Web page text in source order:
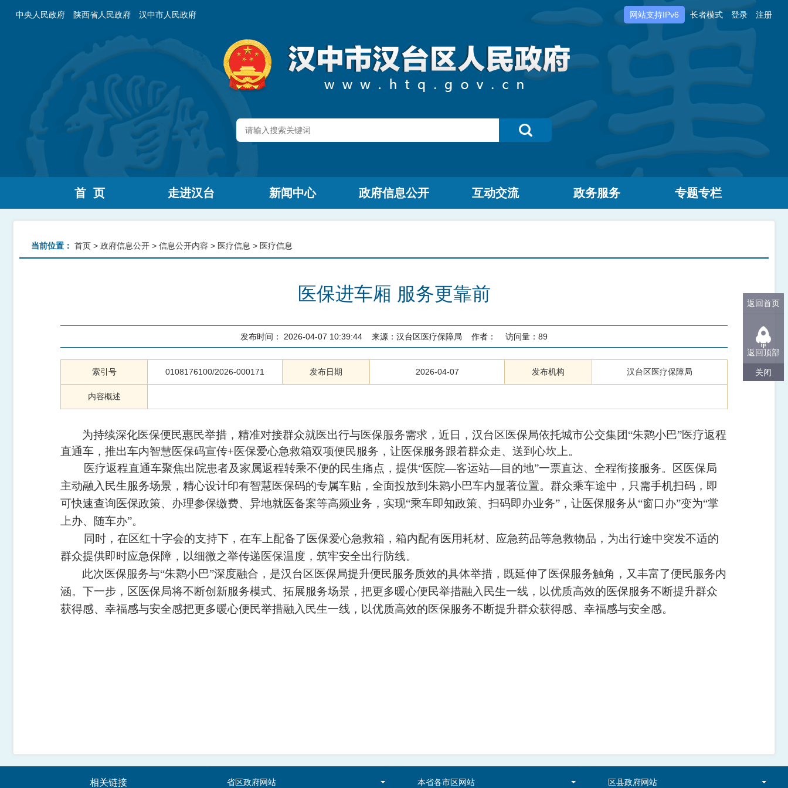
中央人民政府 陕西省人民政府 汉中市人民政府 网站支持IPv6 长者模式 登录 注册
首 页 走进汉台 新闻中心 政府信息公开 互动交流 政务服务 专题专栏
当前位置： 首页 > 政府信息公开 > 信息公开内容 > 医疗信息 > 医疗信息
医保进车厢 服务更靠前
发布时间： 2026-04-07 10:39:44 来源： 汉台区医疗保障局 作者： 访问量： 89
索引号 0108176100/2026-000171 发布日期 2026-04-07 发布机构 汉台区医疗保障局
内容概述
为持续深化医保便民惠民举措，精准对接群众就医出行与医保服务需求，近日，汉台区医保局依托城市公交集团“朱鹮小巴”医疗返程
直通车，推出车内智慧医保码宣传+医保爱心急救箱双项便民服务，让医保服务跟着群众走、送到心坎上。
医疗返程直通车聚焦出院患者及家属返程转乘不便的民生痛点，提供“医院—客运站—目的地”一票直达、全程衔接服务。区医保局
主动融入民生服务场景，精心设计印有智慧医保码的专属车贴，全面投放到朱鹮小巴车内显著位置。群众乘车途中，只需手机扫码，即
可快速查询医保政策、办理参保缴费、异地就医备案等高频业务，实现“乘车即知政策、扫码即办业务”，让医保服务从“窗口办”变为“掌
上办、随车办”。
同时，在区红十字会的支持下，在车上配备了医保爱心急救箱，箱内配有医用耗材、应急药品等急救物品，为出行途中突发不适的
群众提供即时应急保障，以细微之举传递医保温度，筑牢安全出行防线。
此次医保服务与“朱鹮小巴”深度融合，是汉台区医保局提升便民服务质效的具体举措，既延伸了医保服务触角，又丰富了便民服务内
涵。下一步，区医保局将不断创新服务模式、拓展服务场景，把更多暖心便民举措融入民生一线，以优质高效的医保服务不断提升群众
获得感、幸福感与安全感把更多暖心便民举措融入民生一线，以优质高效的医保服务不断提升群众获得感、幸福感与安全感。
相关链接 省区政府网站 本省各市区网站 区县政府网站
返回首页
返回顶部
关闭